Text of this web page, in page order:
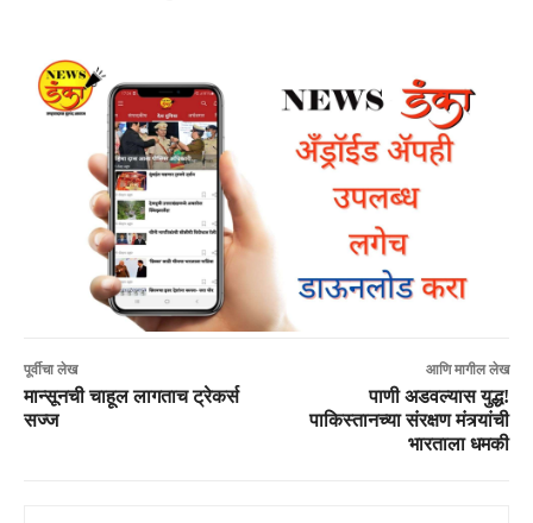
पूर्वीचा लेख
मान्सूनची चाहूल लागताच ट्रेकर्स
सज्ज
आणि मागील लेख
पाणी अडवल्यास युद्ध!
पाकिस्तानच्या संरक्षण मंत्र्यांची
भारताला धमकी